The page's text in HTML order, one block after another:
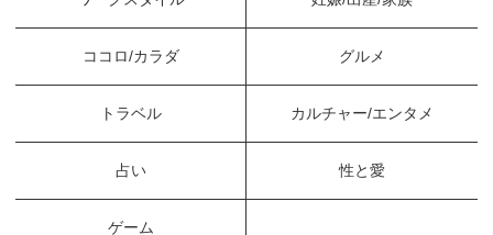
ココロ/カラダ グルメ
トラベル カルチャー/エンタメ
占い 性と愛
ゲーム